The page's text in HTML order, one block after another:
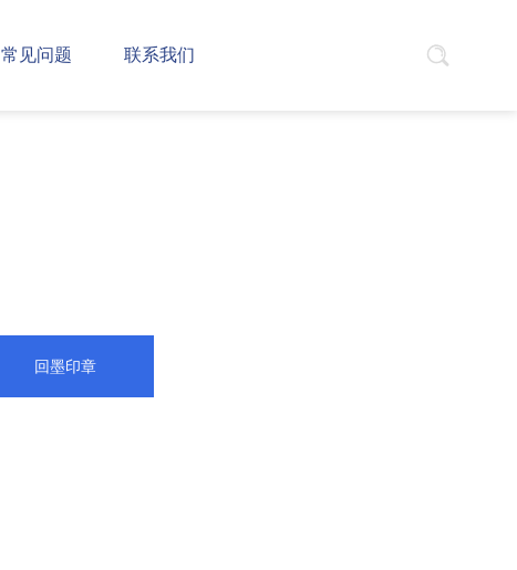
常见问题 联系我们
回墨印章